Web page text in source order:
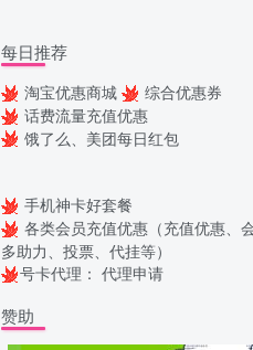
每日推荐
淘宝优惠商城
综合优惠券
话费流量充值优惠
饿了么、美团每日红包
手机神卡好套餐
各类会员充值优惠（充值优惠、
多助力、投票、代挂等）
号卡代理： 代理申请
赞助